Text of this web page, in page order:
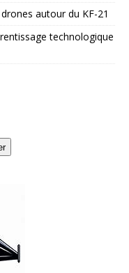
autour du KF-21
technologique